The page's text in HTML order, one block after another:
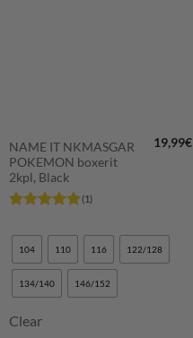
NAME IT NKMASGAR
POKEMON boxerit
2kpl, Black
tuotteesta:5
/ 5
(1)
19,99€
104 110 116 122/128
134/140 146/152
Clear